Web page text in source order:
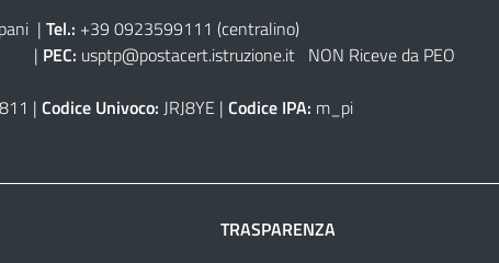
| Tel.: +39 0923599111 (centralino)
PEC: usptp@postacert.istruzione.itNON Riceve da PEO
| Codice Univoco: JRJ8YE | Codice IPA: m_pi
TRASPARENZA